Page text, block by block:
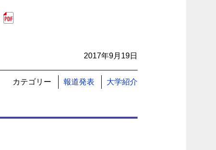
2017年9月19日
カテゴリー 報道発表 大学紹介